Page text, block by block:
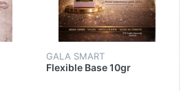
GALA SMART
Flexible Base 10gr